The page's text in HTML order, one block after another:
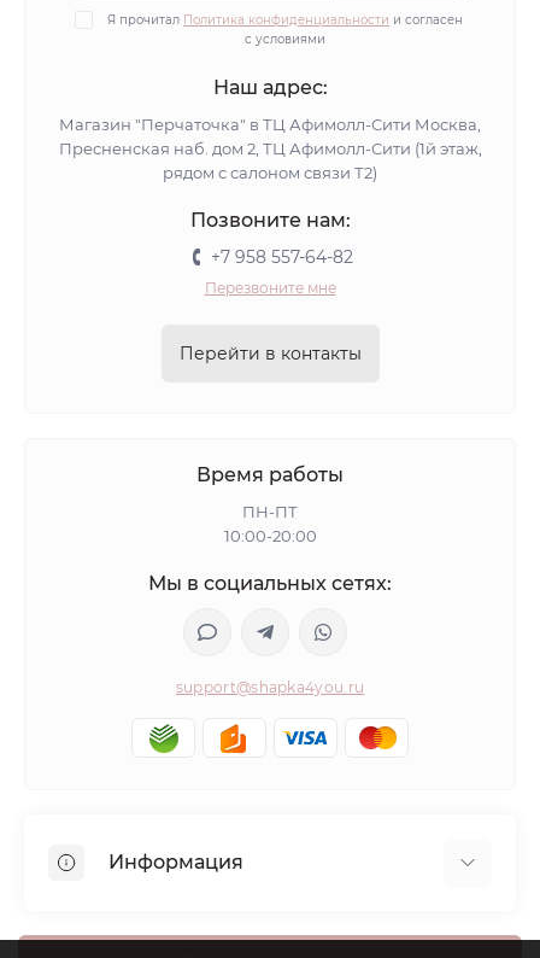
Я прочитал Политика конфиденциальности и согласен
с условиями
Наш адрес:
Магазин "Перчаточка" в ТЦ Афимолл-Сити Москва,
Пресненская наб. дом 2, ТЦ Афимолл-Сити (1й этаж,
рядом с салоном связи Т2)
Позвоните нам:
+7 958 557-64-82
Перезвоните мне
Перейти в контакты
Время работы
ПН-ПТ
10:00-20:00
Мы в социальных сетях:
support@shapka4you.ru
Информация